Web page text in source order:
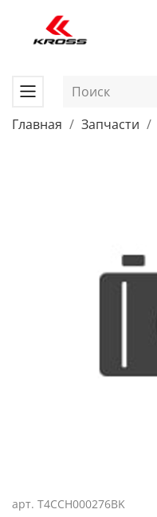
Главная Запчасти
арт. T4CCH000276BK